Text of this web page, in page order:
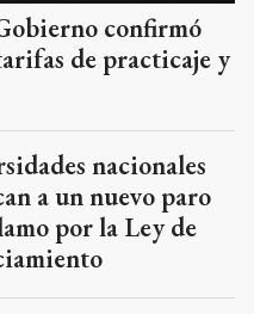
confirmó
de practicaje y
nacionales
a un nuevo paro
por la Ley de